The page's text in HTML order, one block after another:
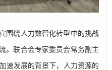
围绕人力数智化转型中的挑战
。联合会专家委员会常务副主
速发展的背景下，人力资源的